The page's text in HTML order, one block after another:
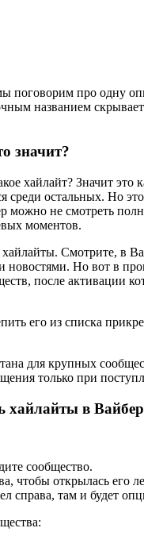
поговорим про одну
названием
значит?
хайлайт? Значит
остальных. Но
не смотреть
моментов.
Смотрите, в
новостями. Но вот в
после активации
его из списка
для крупных
только при
хайлайты в
сообщество.
чтобы открылась его
справа, там и будет